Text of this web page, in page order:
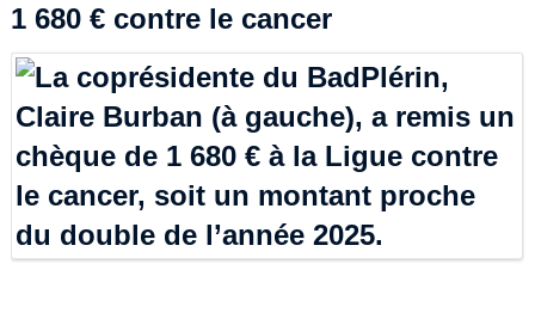
1 680 € contre le cancer